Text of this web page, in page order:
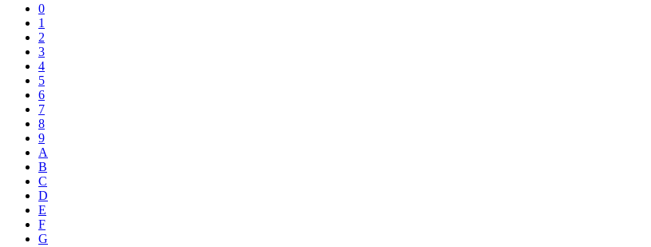
0
1
2
3
4
5
6
7
8
9
A
B
C
D
E
F
G